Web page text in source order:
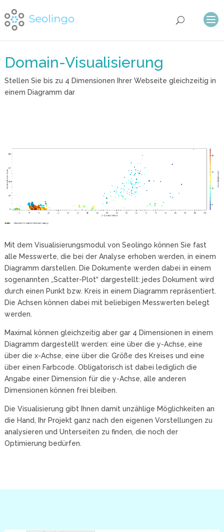
Domain-Visualisierung
Stellen Sie bis zu 4 Dimensionen Ihrer Webseite gleichzeitig in
einem Diagramm dar
Mit dem Visualisierungsmodul von Seolingo können Sie fast
alle Messwerte, die bei der Analyse erhoben werden, in einem
Diagramm darstellen. Die Dokumente werden dabei in einem
sogenannten „Scatter-Plot“ dargestellt: jedes Dokument wird
durch einen Punkt bzw. Kreis in einem Diagramm repräsentiert.
Die Achsen können dabei mit beliebigen Messwerten belegt
werden.
Maximal können gleichzeitig aber gar 4 Dimensionen in einem
Diagramm dargestellt werden: eine über die y-Achse, eine
über die x-Achse, eine über die Größe des Kreises und eine
über einen Farbcode. Obligatorisch ist dabei lediglich die
Angabe einer Dimension für die y-Achse, alle anderen
Dimensionen können frei bleiben.
Die Visualisierung gibt Ihnen damit unzählige Möglichkeiten an
die Hand, Ihr Projekt ganz nach den eigenen Vorstellungen zu
analysieren und Unterseiten zu finden, die noch der
Optimierung bedürfen.